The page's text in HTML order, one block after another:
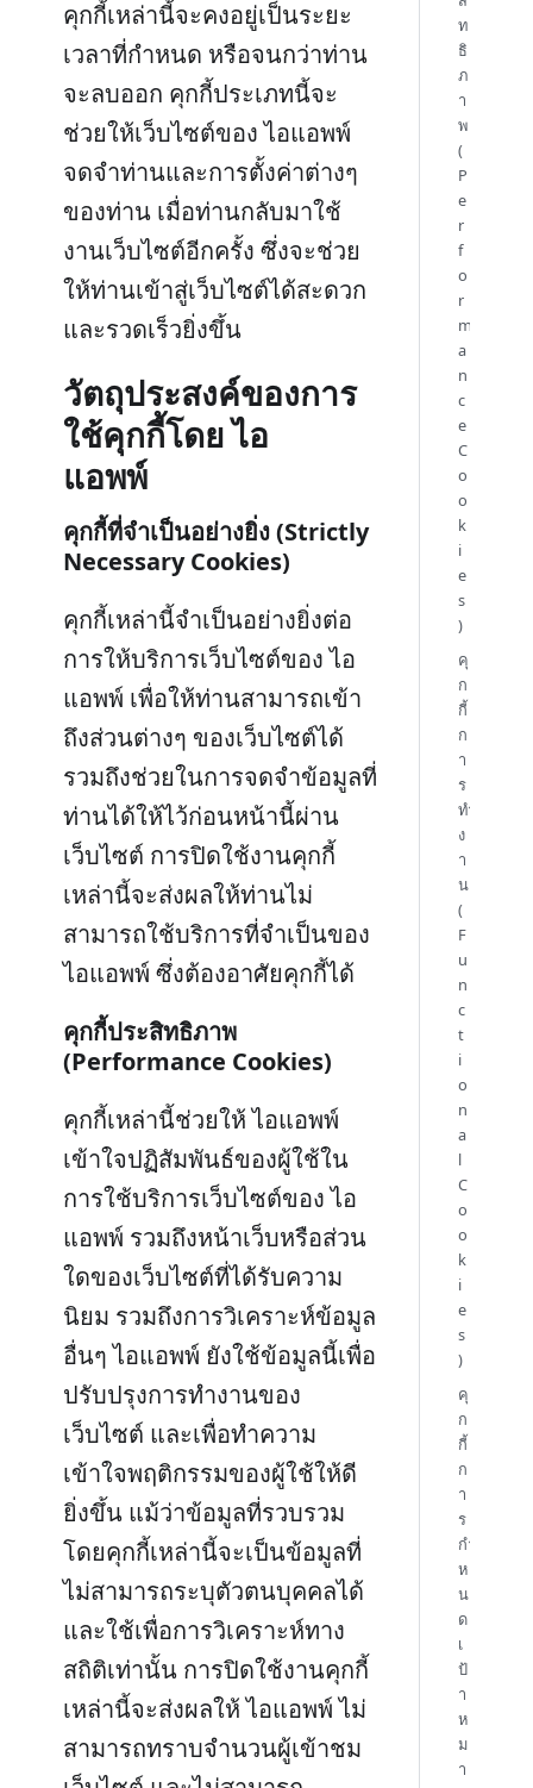
คุกกี้เหล่านี้จะคงอยู่เป็นระยะ
เวลาที่กำหนด หรือจนกว่าท่าน
จะลบออก คุกกี้ประเภทนี้จะ
ช่วยให้เว็บไซต์ของ ไอแอพพ์
จดจำท่านและการตั้งค่าต่างๆ
ของท่าน เมื่อท่านกลับมาใช้
งานเว็บไซต์อีกครั้ง ซึ่งจะช่วย
ให้ท่านเข้าสู่เว็บไซต์ได้สะดวก
และรวดเร็วยิ่งขึ้น
วัตถุประสงค์ของการ
ใช้คุกกี้โดย ไอ
แอพพ์
คุกกี้ที่จำเป็นอย่างยิ่ง (Strictly
Necessary Cookies)
คุกกี้เหล่านี้จำเป็นอย่างยิ่งต่อ
การให้บริการเว็บไซต์ของ ไอ
แอพพ์ เพื่อให้ท่านสามารถเข้า
ถึงส่วนต่างๆ ของเว็บไซต์ได้
รวมถึงช่วยในการจดจำข้อมูลที่
ท่านได้ให้ไว้ก่อนหน้านี้ผ่าน
เว็บไซต์ การปิดใช้งานคุกกี้
เหล่านี้จะส่งผลให้ท่านไม่
สามารถใช้บริการที่จำเป็นของ
ไอแอพพ์ ซึ่งต้องอาศัยคุกกี้ได้
คุกกี้ประสิทธิภาพ
(Performance Cookies)
คุกกี้เหล่านี้ช่วยให้ ไอแอพพ์
เข้าใจปฏิสัมพันธ์ของผู้ใช้ใน
การใช้บริการเว็บไซต์ของ ไอ
แอพพ์ รวมถึงหน้าเว็บหรือส่วน
ใดของเว็บไซต์ที่ได้รับความ
นิยม รวมถึงการวิเคราะห์ข้อมูล
อื่นๆ ไอแอพพ์ ยังใช้ข้อมูลนี้เพื่อ
ปรับปรุงการทำงานของ
เว็บไซต์ และเพื่อทำความ
เข้าใจพฤติกรรมของผู้ใช้ให้ดี
ยิ่งขึ้น แม้ว่าข้อมูลที่รวบรวม
โดยคุกกี้เหล่านี้จะเป็นข้อมูลที่
ไม่สามารถระบุตัวตนบุคคลได้
และใช้เพื่อการวิเคราะห์ทาง
สถิติเท่านั้น การปิดใช้งานคุกกี้
เหล่านี้จะส่งผลให้ ไอแอพพ์ ไม่
สามารถทราบจำนวนผู้เข้าชม
ท
ธิ
ภ
า
พ
(
P
e
r
f
o
r
m
a
n
c
e
C
o
o
k
i
e
s
)
คุ
ก
กี้
ก
า
ร
ทำ
ง
า
น
(
F
u
n
c
t
i
o
n
a
l
C
o
o
k
i
e
s
)
คุ
ก
กี้
ก
า
ร
กำ
ห
น
ด
เ
ป้
า
ห
ม
า